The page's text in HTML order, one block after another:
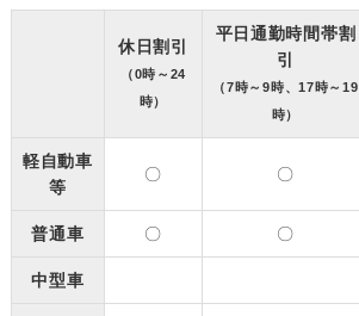
休日割引
（0時～24
時）
平日通勤時間帯割
引
（7時～9時、17時～19
時）
軽自動車
等
〇 〇
普通車 〇 〇
中型車